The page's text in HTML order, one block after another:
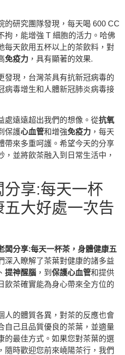
的研究團隊發現，每天喝 600 CC
拘，能增強 T 細胞的活力。哈佛
每天飲用五杯以上的茶飲料，對
免疫力 ，具有顯著的效果.
發現，台灣茶具有抗新冠病毒的
病毒增生和人體新冠肺炎病毒接
處遠遠超出我們的想像。從抗氧
保護心血管和增強免疫力 ，每天
帶來多重呵護。希望今天的分享
，並將飲茶融入到日常生活中，
享:每天一杯
大好處一次告
闆分享:每天一杯茶，身體健康五
深入瞭解了茶葉對健康的諸多益
、 提神醒腦 ，到 保護心血管和提供
飲茶確實能為身心帶來全方位的
人的體質各異，對茶的反應也會
自己且品質優良的茶葉，並適量
的最佳方式。如果您對茶葉的選
隨時歡迎您前來嶢陽茶行，我們